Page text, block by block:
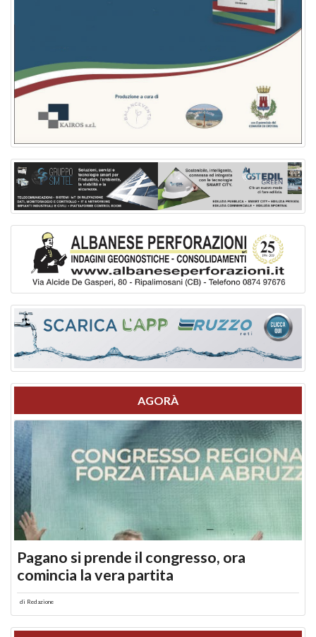
AGORÀ
Pagano si prende il congresso, ora
comincia la vera partita
di Redazione